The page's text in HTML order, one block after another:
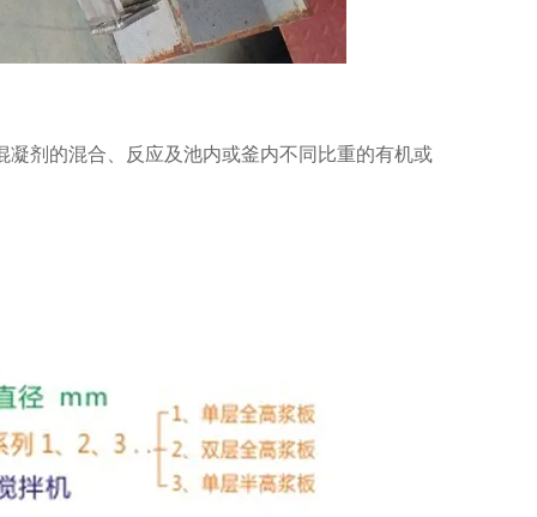
剂的混合、反应及池内或釜内不同比重的有机或